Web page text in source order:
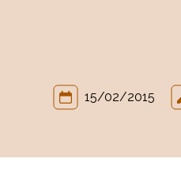
15/02/2015